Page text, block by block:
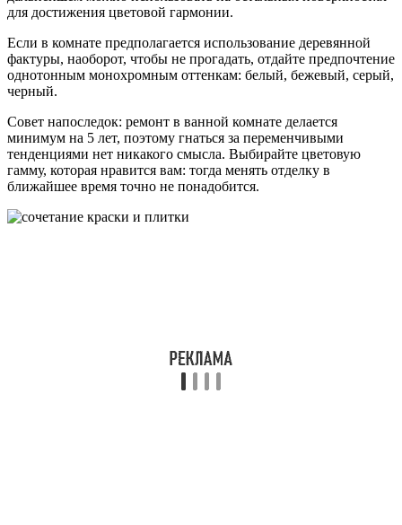
для достижения цветовой гармонии.
Если в комнате предполагается использование деревянной
фактуры, наоборот, чтобы не прогадать, отдайте предпочтение
однотонным монохромным оттенкам: белый, бежевый, серый,
черный.
Совет напоследок: ремонт в ванной комнате делается
минимум на 5 лет, поэтому гнаться за переменчивыми
тенденциями нет никакого смысла. Выбирайте цветовую
гамму, которая нравится вам: тогда менять отделку в
ближайшее время точно не понадобится.